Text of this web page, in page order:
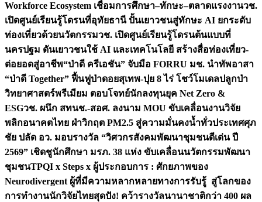
Workforce Ecosystem เชื่อมการศึกษา–ทักษะ–ตลาดแรงงานวช.
เปิดศูนย์เรียนรู้โดรนที่อุทัยธานี ปั้นเยาวชนสู่ทักษะ AI ยกระดับ
ท่องเที่ยวด้วยนวัตกรรมวช. เปิดศูนย์เรียนรู้โดรนต้นแบบที่
นครปฐม ดันเยาวชนใช้ AI และเทคโนโลยี สร้างสื่อท่องเที่ยว-
ต่อยอดสู่อาชีพ“ป่าดี ครีเอชัน” จับมือ FORRU มช. นำทัพอาสา
“ป่าดี Together” ฟื้นฟูป่าดอยสุเทพ-ปุย 8 ไร่ โชว์โมเดลปลูกป่า
วิทยาศาสตร์พรีเมียม ตอบโจทย์นักลงทุนยุค Net Zero &
ESGวช. ผนึก สทนช.-สอศ. ลงนาม MOU ขับเคลื่อนงานวิจัย
พลิกอนาคตไทย ฝ่าวิกฤต PM2.5 สู่ความมั่นคงน้ำทั่วประเทศศุภ
ชัย ปลัด อว. มอบรางวัล “วิศวกรสังคมพัฒนาชุมชนดีเด่น ปี
2569” เชิดชูนักศึกษา มรภ. 38 แห่ง ขับเคลื่อนนวัตกรรมพัฒนา
ชุมชนTPQI x Steps x ผู้ประกอบการ : ศักยภาพของ
Neurodivergent ผู้ที่มีความหลากหลายทางการรับรู้ สู่โลกของ
การทำงานนักวิจัยไทยสุดปัง! คว้ารางวัลนานาชาติกว่า 400 ผล